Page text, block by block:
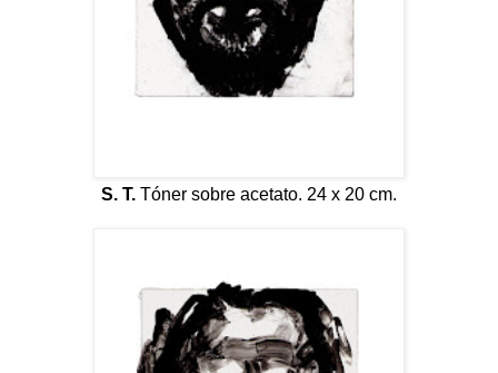
S. T. Tóner sobre acetato. 24 x 20 cm.